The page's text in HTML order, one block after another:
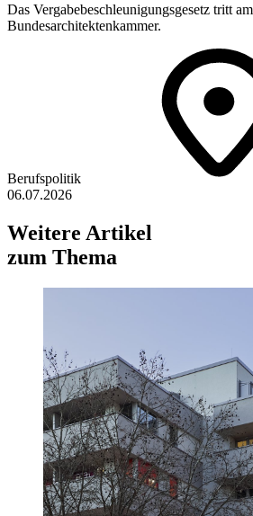
Das Vergabebeschleunigungsgesetz tritt
Bundesarchitektenkammer.
Berufspolitik
06.07.2026
Weitere Artikel
zum Thema